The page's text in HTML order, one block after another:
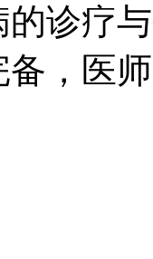
诊疗
，医